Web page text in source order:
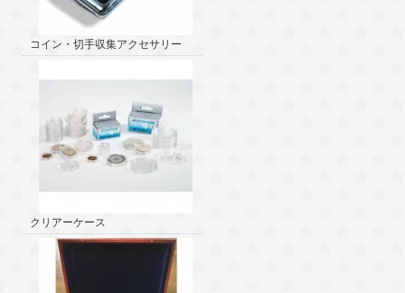
コイン・切手収集アクセサリー
クリアーケース